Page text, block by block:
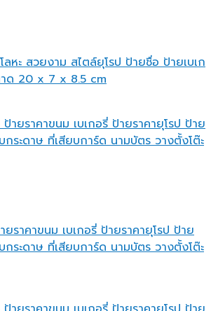
ลหะ สวยงาม สไตล์ยุโรป ป้ายชื่อ ป้ายเบเก
ด 20 x 7 x 8.5 cm
ราคาขนม เบเกอรี่ ป้ายราคายุโรป ป้าย
ระดาษ ที่เสียบการ์ด นามบัตร วางตั้งโต๊ะ